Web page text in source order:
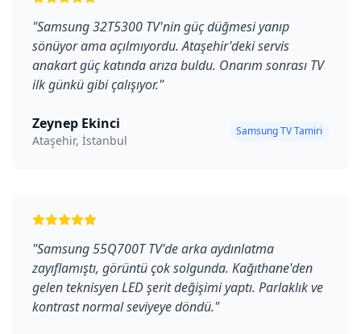
"Samsung 32T5300 TV'nin güç düğmesi yanıp
sönüyor ama açılmıyordu. Ataşehir'deki servis
anakart güç katında arıza buldu. Onarım sonrası TV
ilk günkü gibi çalışıyor."
Zeynep Ekinci
Ataşehir, İstanbul
Samsung TV Tamiri
"Samsung 55Q700T TV'de arka aydınlatma
zayıflamıştı, görüntü çok solgunda. Kağıthane'den
gelen teknisyen LED şerit değişimi yaptı. Parlaklık ve
kontrast normal seviyeye döndü."